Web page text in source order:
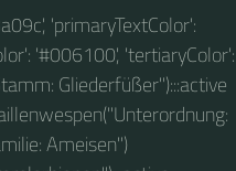
'primaryTextColor':
'#006100', 'tertiaryColor':
Gliederfüßer"):::active
Ameisen")